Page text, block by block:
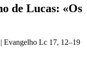
de Lucas: «Os
Evangelho Lc 17, 12–19